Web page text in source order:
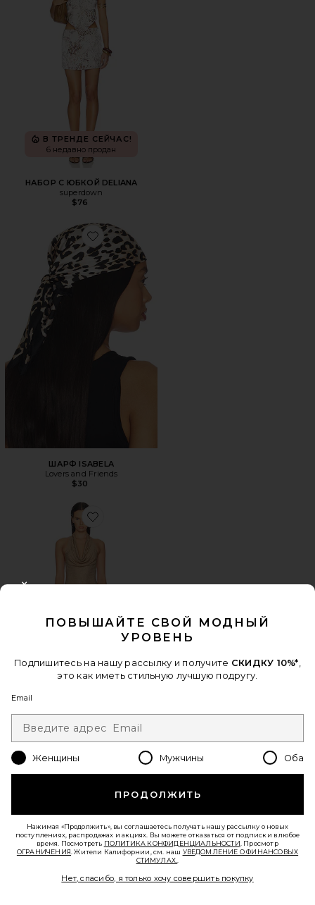
В ТРЕНДЕ СЕЙЧАС!
6 недавно продан
НАБОР С ЮБКОЙ DELIANA
superdown
$76
Favorite ШАРФ ISABELA
ШАРФ ISABELA
Lovers and Friends
$30
Favorite ПЛАТЬЕ RHINESTONE HALTER MINI DRESS
ПЛАТЬЕ RHINESTONE HALTER MINI
HAELO
$260
Favorite ТОП FENNICK
ПОВЫШАЙТЕ СВОЙ МОДНЫЙ
УРОВЕНЬ
Подпишитесь на нашу рассылку и получите СКИДКУ 10%*
это как иметь стильную лучшую подругу.
Email
Женщины Мужчины Оба
ПРОДОЛЖИТЬ
Нажимая «Продолжить», вы соглашаетесь получать нашу рассылку о новых
поступлениях, распродажах и акциях. Вы можете отказаться от подписки в любое
время. Посмотреть ПОЛИТИКА КОНФИДЕНЦИАЛЬНОСТИ . Просмотр
ОГРАНИЧЕНИЯ . Жители Калифорнии, см. наш УВЕДОМЛЕНИЕ О ФИНАНСОВЫХ
СТИМУЛАХ.
Нет, спасибо, я только хочу совершить покупку